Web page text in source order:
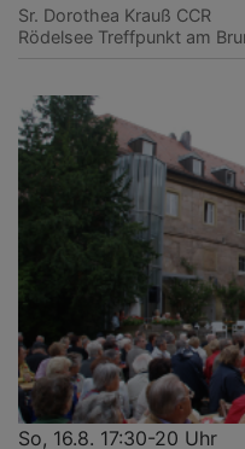
Sr. Dorothea Krauß CCR
Rödelsee Treffpunkt am
So, 16.8. 17:30-20 Uhr